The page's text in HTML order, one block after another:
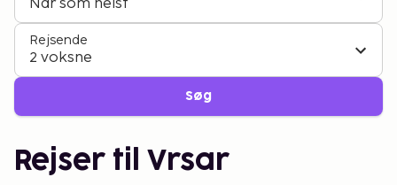
Når som helst
Rejsende
2 voksne
Søg
Rejser til Vrsar